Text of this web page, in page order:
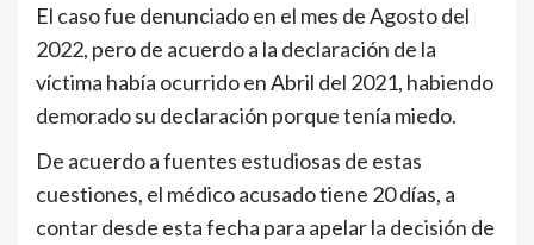
El caso fue denunciado en el mes de Agosto del
2022, pero de acuerdo a la declaración de la
víctima había ocurrido en Abril del 2021, habiendo
demorado su declaración porque tenía miedo.
De acuerdo a fuentes estudiosas de estas
cuestiones, el médico acusado tiene 20 días, a
contar desde esta fecha para apelar la decisión de